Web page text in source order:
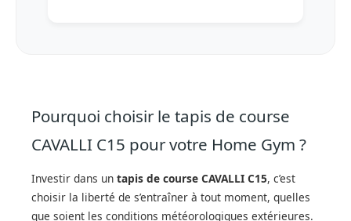
Pourquoi choisir le tapis de course
CAVALLI C15 pour votre Home Gym ?
Investir dans un tapis de course CAVALLI C15, c’est
choisir la liberté de s’entraîner à tout moment, quelles
que soient les conditions météorologiques extérieures.